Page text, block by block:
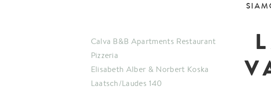
Calva B&B Apartments Restaurant
Pizzeria
Elisabeth Alber & Norbert Koska
Laatsch/Laudes 140